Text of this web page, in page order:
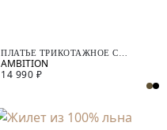
ПЛАТЬЕ ТРИКОТАЖНОЕ С
ВЫРЕЗОМ НА СПИНЕ
14 990 ₽